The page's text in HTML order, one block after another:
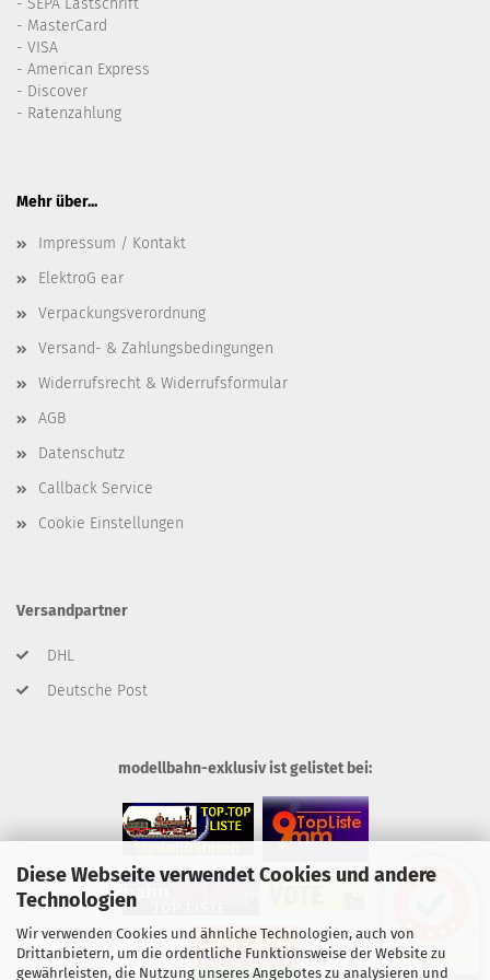
Diese Webseite verwendet Cookies und andere
Technologien
Wir verwenden Cookies und ähnliche Technologien, auch von
Drittanbietern, um die ordentliche Funktionsweise der Website zu
gewährleisten, die Nutzung unseres Angebotes zu analysieren und
- SEPA Lastschrift
- MasterCard
- VISA
- American Express
- Discover
- Ratenzahlung
Mehr über...
Impressum / Kontakt
ElektroG ear
Verpackungsverordnung
Versand- & Zahlungsbedingungen
Widerrufsrecht & Widerrufsformular
AGB
Datenschutz
Callback Service
Cookie Einstellungen
Versandpartner
DHL
Deutsche Post
modellbahn-exklusiv ist gelistet bei: